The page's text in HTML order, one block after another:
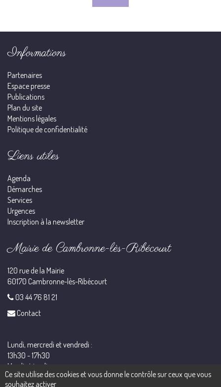
Informations
Partenaires
Espace presse
Publications
Plan du site
Mentions légales
Politique de confidentialité
Liens utiles
Agenda
Démarches
Services
Urgences
Inscription à la newsletter
Mairie de Cambronne-lès-Ribécourt
120 rue de la Mairie
60170 Cambronne-lès-Ribécourt
03 44 76 81 21
Contact
Lundi, mercredi et vendredi :
13h30 - 17h30
Mardi et jeudi :
10h00 - 12h00 / 13h30 - 17h30
Ce site utilise des cookies et vous donne le contrôle sur ceux que vous
souhaitez activer